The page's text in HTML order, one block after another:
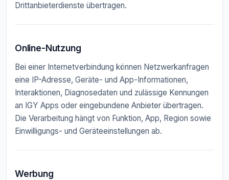
Drittanbieterdienste übertragen.
Online-Nutzung
Bei einer Internetverbindung können Netzwerkanfragen
eine IP-Adresse, Geräte- und App-Informationen,
Interaktionen, Diagnosedaten und zulässige Kennungen
an IGY Apps oder eingebundene Anbieter übertragen.
Die Verarbeitung hängt von Funktion, App, Region sowie
Einwilligungs- und Geräteeinstellungen ab.
Werbung